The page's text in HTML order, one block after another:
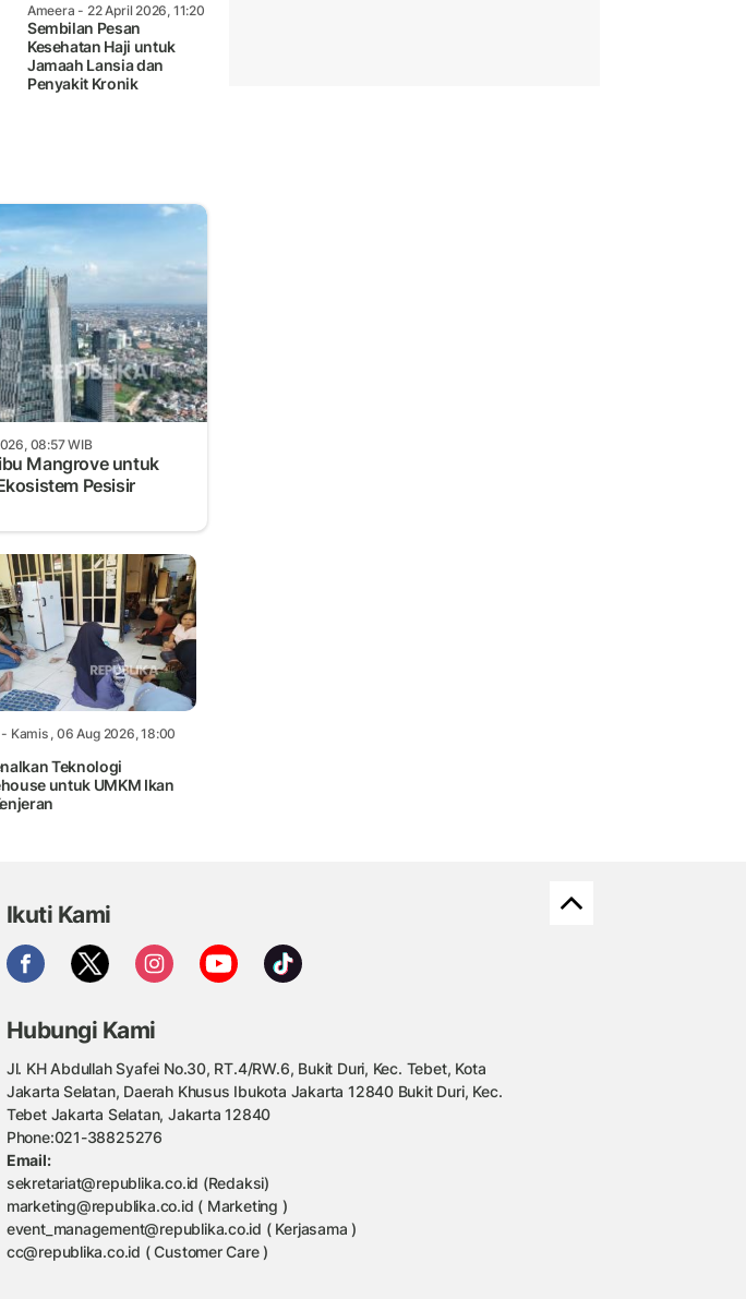
Ameera - 22 April 2026, 11:20
Sembilan Pesan
Kesehatan Haji untuk
Jamaah Lansia dan
Penyakit Kronik
08:57 WIB
Mangrove untuk
Pesisir
Kamis , 06 Aug 2026, 18:00
Teknologi
untuk UMKM Ikan
Ikuti Kami
Hubungi Kami
Jl. KH Abdullah Syafei No.30, RT.4/RW.6, Bukit Duri, Kec. Tebet, Kota
Jakarta Selatan, Daerah Khusus Ibukota Jakarta 12840 Bukit Duri, Kec.
Tebet Jakarta Selatan, Jakarta 12840
Phone:021-38825276
Email:
sekretariat@republika.co.id (Redaksi)
marketing@republika.co.id ( Marketing )
event_management@republika.co.id ( Kerjasama )
cc@republika.co.id ( Customer Care )